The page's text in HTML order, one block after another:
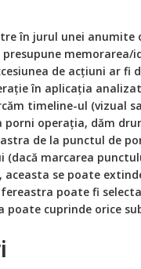
în jurul unei
presupune
de acțiuni ar fi
în aplicaţia
timeline-ul (vizual
porni operaţia, dăm
de la punctul de
marcarea
se poate
fereastra poate fi
poate cuprinde orice